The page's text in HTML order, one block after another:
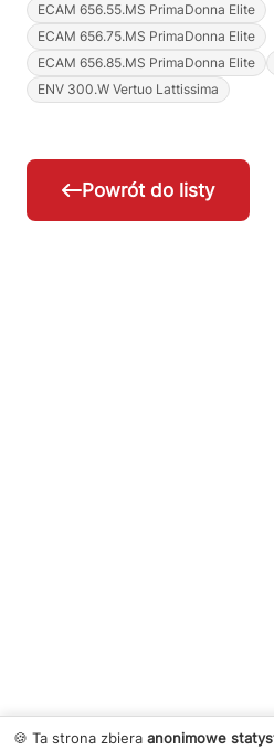
ECAM 656.55.MS PrimaDonna Elite
ECAM 656.75.MS PrimaDonna Elite
ECAM 656.85.MS PrimaDonna Elite
ENV 300.W Vertuo Lattissima
Powrót do listy
🍪 Ta strona zbiera anonimowe